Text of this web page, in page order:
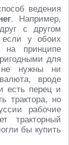
ведения
. Например,
с другом
если у обоих
на принципе
для
нужны ни
вроде
есть перец и
трактора, но
рабочие
тракторный
бы купить